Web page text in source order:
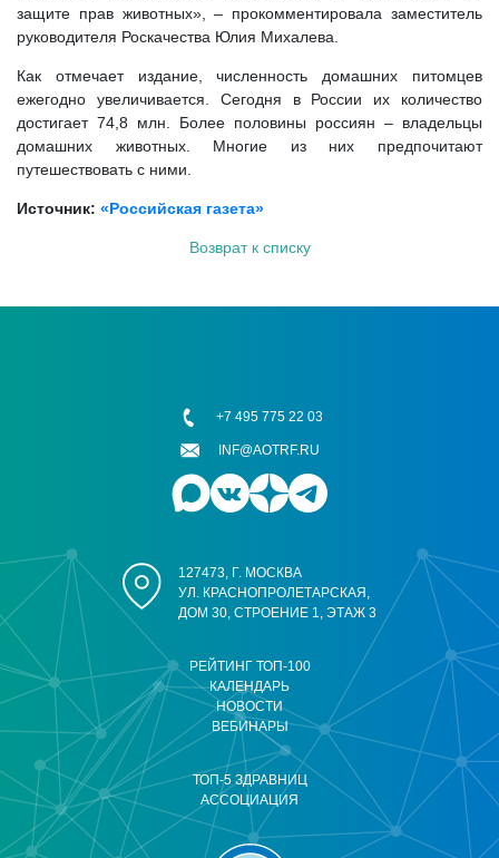
защите прав животных», – прокомментировала заместитель
руководителя Роскачества Юлия Михалева.
Как отмечает издание, численность домашних питомцев
ежегодно увеличивается. Сегодня в России их количество
достигает 74,8 млн. Более половины россиян – владельцы
домашних животных. Многие из них предпочитают
путешествовать с ними.
Источник: «Российская газета»
Возврат к списку
РЕЙТИНГ ТОП-100
КАЛЕНДАРЬ
НОВОСТИ
ВЕБИНАРЫ
ТОП-5 ЗДРАВНИЦ
АССОЦИАЦИЯ
127473, Г. МОСКВА
УЛ. КРАСНОПРОЛЕТАРСКАЯ,
ДОМ 30, СТРОЕНИЕ 1, ЭТАЖ 3
+7 495 775 22 03
INF@AOTRF.RU